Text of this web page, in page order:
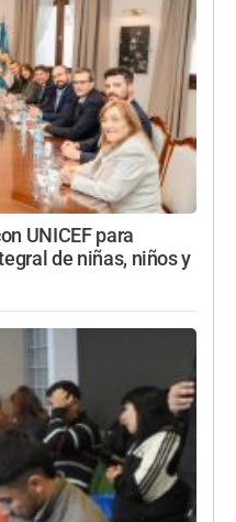
UNICEF para
de niñas, niños y